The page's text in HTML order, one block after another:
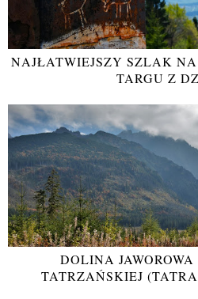
NAJŁATWIEJSZY SZLAK
TARGU Z
DOLINA
TATRZAŃSKIEJ